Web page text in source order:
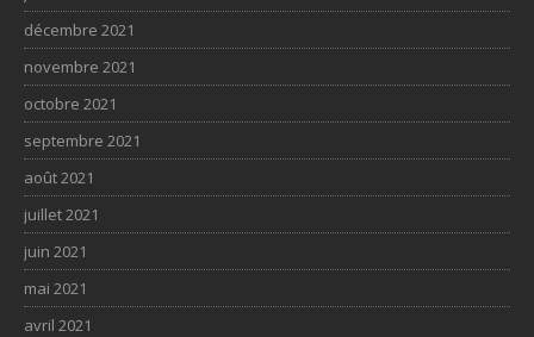
décembre 2021
novembre 2021
octobre 2021
septembre 2021
août 2021
juillet 2021
juin 2021
mai 2021
avril 2021